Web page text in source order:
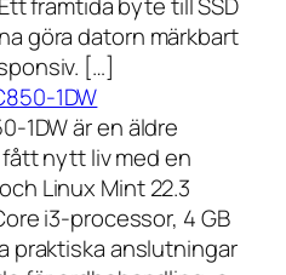
göra datorn märkbart
[…]
1DW
1DW är en äldre
nytt liv med en
Linux Mint 22.3
i3-processor, 4 GB
praktiska anslutningar